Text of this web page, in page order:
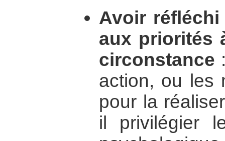
Avoir
aux priorités
circonstance
action, ou les
pour la
il privilégier